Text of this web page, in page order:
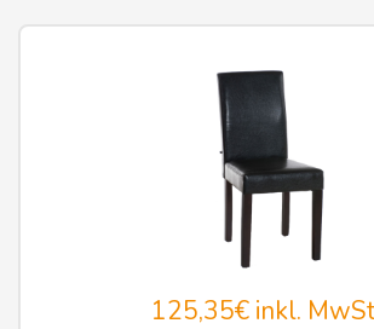
125,35€inkl. MwSt